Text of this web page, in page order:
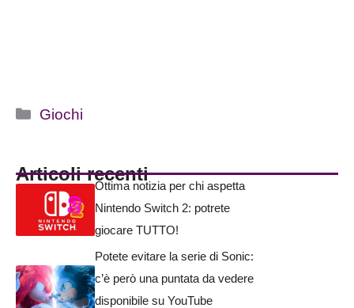
Categorie
Giochi
Articoli recenti
Ottima notizia per chi aspetta
Nintendo Switch 2: potrete
giocare TUTTO!
Potete evitare la serie di Sonic:
c’è però una puntata da vedere
disponibile su YouTube